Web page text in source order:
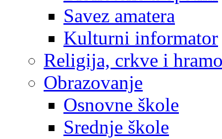
Savez amatera
Kulturni informator
Religija, crkve i
Obrazovanje
Osnovne škole
Srednje škole